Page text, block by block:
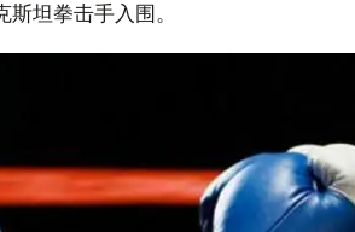
坦拳击手入围。